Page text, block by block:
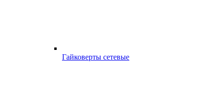
Гайковерты сетевые